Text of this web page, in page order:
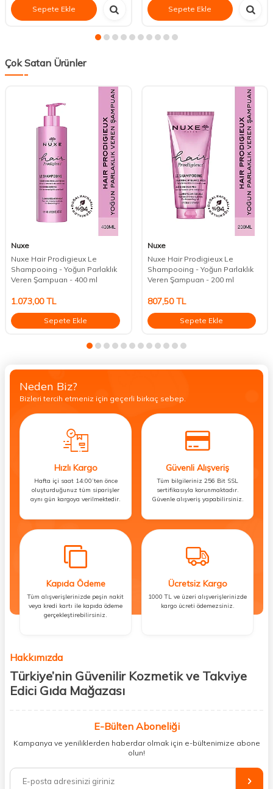
Sepete Ekle Sepete Ekle
Çok Satan Ürünler
Nuxe
Nuxe Hair Prodigieux Le
Shampooing - Yoğun Parlaklık
Veren Şampuan - 400 ml
1.073,00TL
Sepete Ekle
Nuxe
Nuxe Hair Prodigieux Le
Shampooing - Yoğun Parlaklık
Veren Şampuan - 200 ml
807,50TL
Sepete Ekle
Neden Biz?
Bizleri tercih etmeniz için geçerli birkaç sebep.
Hızlı Kargo
Hafta içi saat 14:00’ten önce
oluşturduğunuz tüm siparişler
aynı gün kargoya verilmektedir.
Güvenli Alışveriş
Tüm bilgileriniz 256 Bit SSL
sertifikasıyla korunmaktadır.
Güvenle alışveriş yapabilirsiniz.
Kapıda Ödeme
Tüm alışverişlerinizde peşin nakit
veya kredi kartı ile kapıda ödeme
gerçekleştirebilirsiniz.
Ücretsiz Kargo
1000 TL ve üzeri alışverişlerinizde
kargo ücreti ödemezsiniz.
Hakkımızda
Türkiye’nin Güvenilir Kozmetik ve Takviye
Edici Gıda Mağazası
kişisel bakım hem de takviye edici gıda ürünlerini sizlerle
buluşturuyoruz. Artık mağaza mağaza dolaşmanıza gerek yok;
ihtiyacınız olan her şeyi tek bir çatı altında topluyor ve kapınıza kadar
%100 orijinal kozmetik ve sağlık ürünleriyle güzelliğinizi tamamlayabilir,
E-Bülten Aboneliği
Kampanya ve yeniliklerden haberdar olmak için e-bültenimize abone
olun!